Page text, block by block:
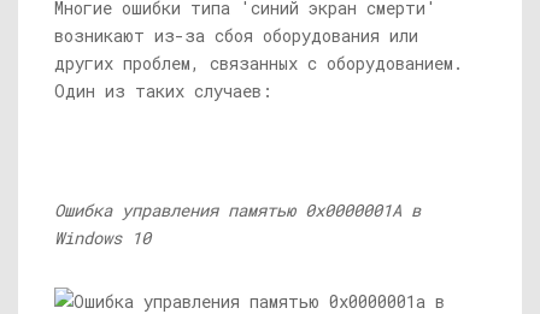
Многие ошибки типа 'синий экран смерти'
возникают из-за сбоя оборудования или
других проблем, связанных с оборудованием.
Один из таких случаев:
Ошибка управления памятью 0x0000001A в
Windows 10